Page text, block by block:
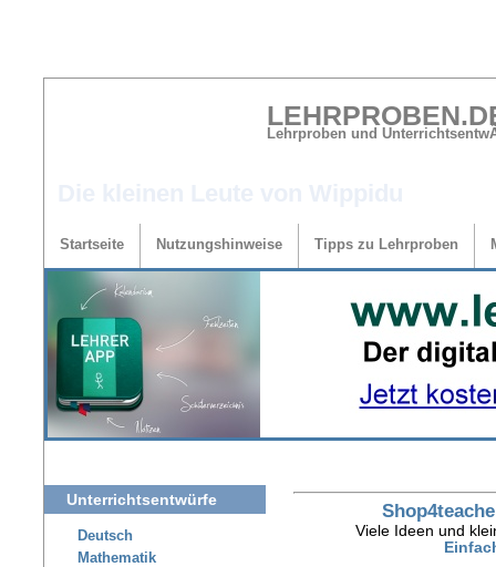
Lehrproben und
Startseite Nutzungshinweise Tipps zu Lehrproben
Viele Ideen und
Unterrichtsentwürfe
Deutsch
Mathematik